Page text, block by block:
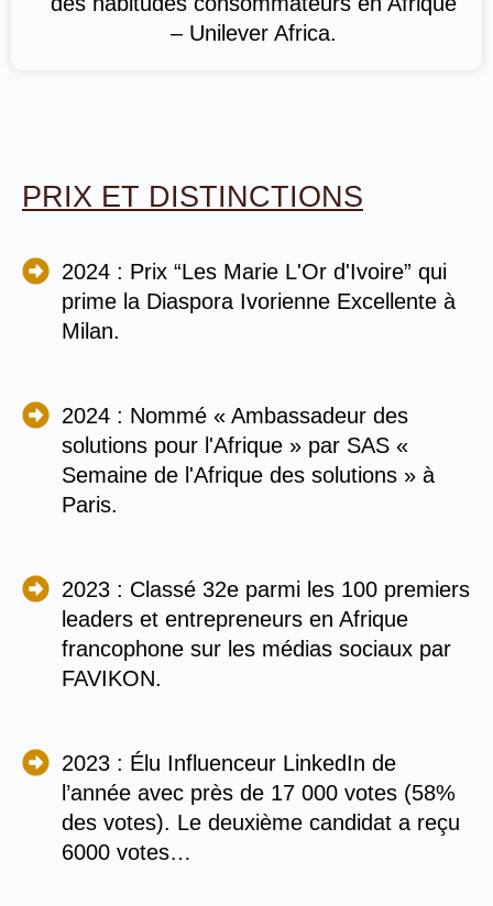
– Unilever Africa.
PRIX ET DISTINCTIONS
2024 : Prix “Les Marie L'Or d'Ivoire” qui
prime la Diaspora Ivorienne Excellente à
Milan.
2024 : Nommé « Ambassadeur des
solutions pour l'Afrique » par SAS «
Semaine de l'Afrique des solutions » à
Paris.
2023 : Classé 32e parmi les 100 premiers
leaders et entrepreneurs en Afrique
francophone sur les médias sociaux par
FAVIKON.
2023 : Élu Influenceur LinkedIn de
l’année avec près de 17 000 votes (58%
des votes). Le deuxième candidat a reçu
6000 votes…